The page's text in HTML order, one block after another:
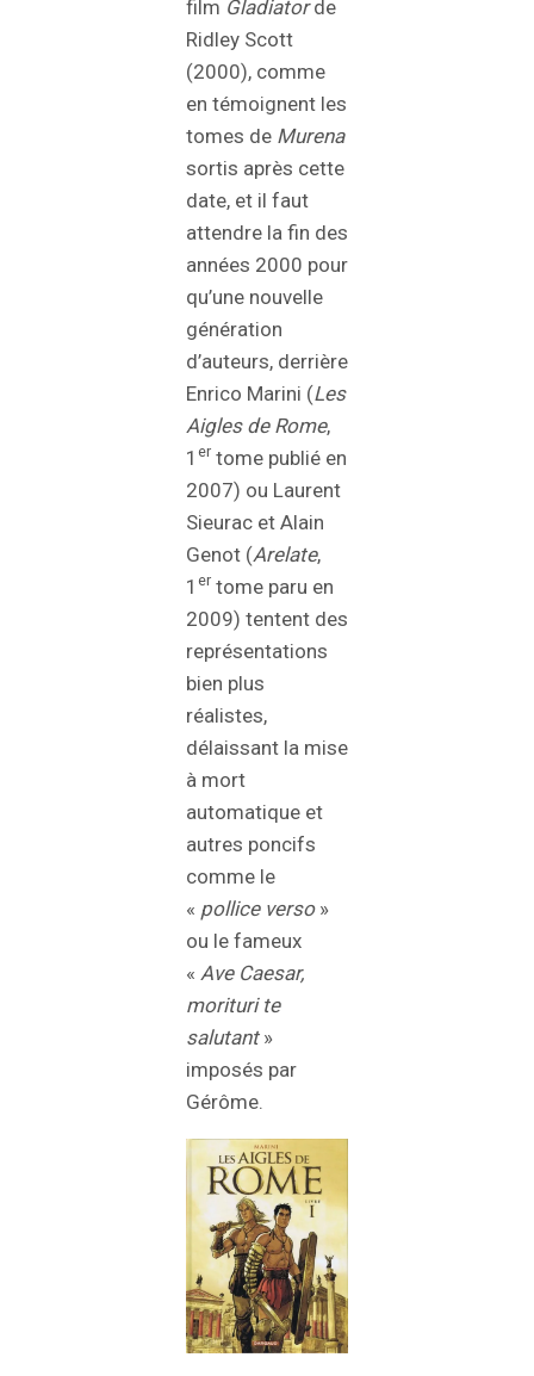
film Gladiatorde
Ridley Scott
(2000), comme
en témoignent les
tomes de Murena
sortis après cette
date, et il faut
attendre la fin des
années 2000 pour
qu’une nouvelle
génération
d’auteurs, derrière
Enrico Marini (Les
Aigles de Rome,
1 er tome publié en
2007) ou Laurent
Sieurac et Alain
Genot (Arelate,
1 er tome paru en
2009) tentent des
représentations
bien plus
réalistes,
délaissant la mise
à mort
automatique et
autres poncifs
comme le
« pollice verso»
ou le fameux
« Ave Caesar,
morituri te
salutant»
imposés par
Gérôme.